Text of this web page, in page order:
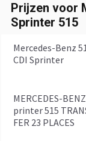
Prijzen voor
Sprinter 515
Mercedes-Benz
CDI Sprinter
MERCEDES-
printer 515
FER 23 PLACES